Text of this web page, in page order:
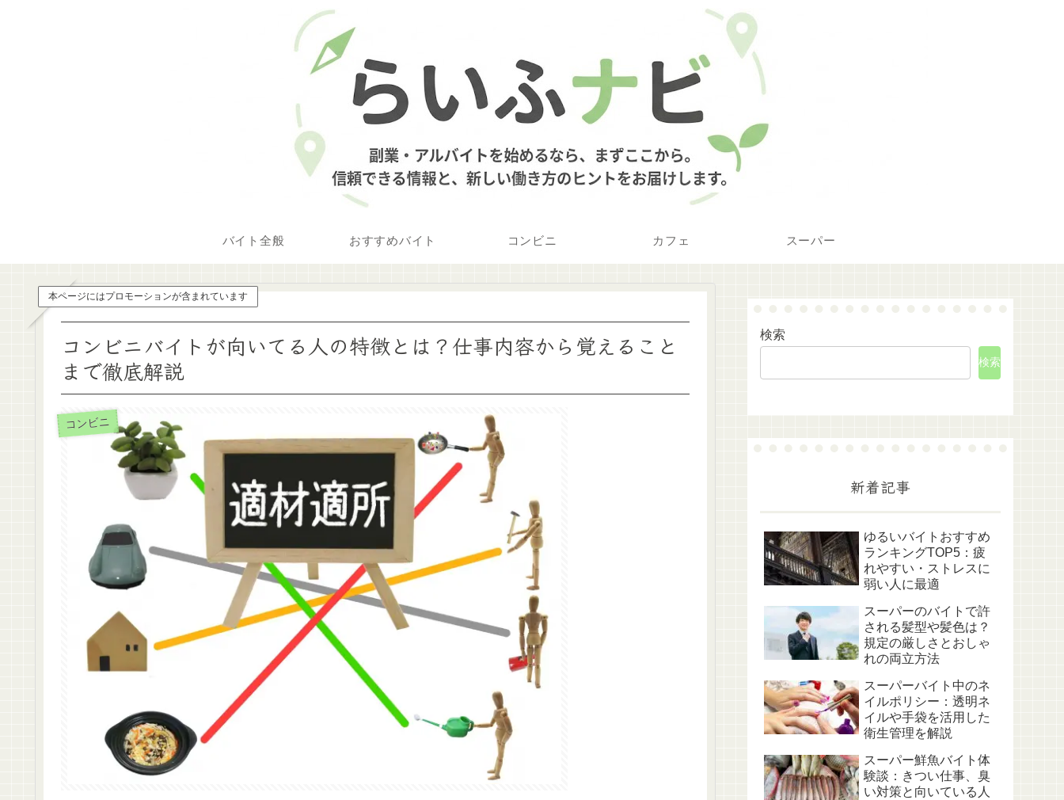
バイト全般 おすすめバイト コンビニ カフェ スーパー
本ページにはプロモーションが含まれています
コンビニバイトが向いてる人の特徴とは？仕事内容から覚えること
まで徹底解説
コンビニ
検索
検索
新着記事
ゆるいバイトおすすめ
ランキングTOP5：疲
れやすい・ストレスに
弱い人に最適
スーパーのバイトで許
される髪型や髪色は？
規定の厳しさとおしゃ
れの両立方法
スーパーバイト中のネ
イルポリシー：透明ネ
イルや手袋を活用した
衛生管理を解説
スーパー鮮魚バイト体
験談：きつい仕事、臭
い対策と向いている人